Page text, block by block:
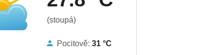
(stoupá)
Pocitově:31 °C